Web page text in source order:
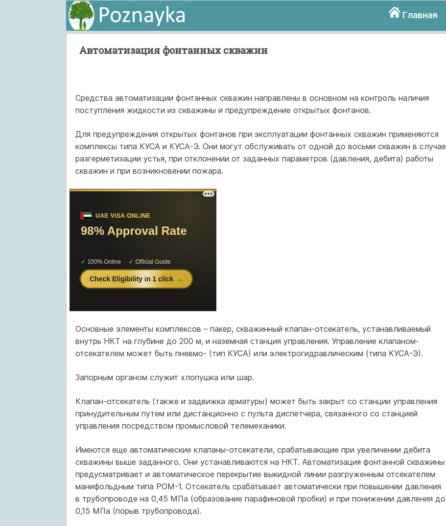
Главная
Автоматизация фонтанных скважин
Средства автоматизации фонтанных скважин направлены в основном на контроль наличия
поступления жидкости из скважины и предупреждение открытых фонтанов.
Для предупреждения открытых фонтанов при эксплуатации фонтанных скважин применяются
комплексы типа КУСА и КУСА-Э. Они могут обслуживать от одной до восьми скважин в случае
разгерметизации устья, при отклонении от заданных параметров (давления, дебита) работы
скважин и при возникновении пожара.
Основные элементы комплексов – пакер, скважинный клапан‑отсекатель, устанавливаемый
внутрь НКТ на глубине до 200 м, и наземная станция управления. Управление клапаном-
отсекателем может быть пневмо- (тип КУСА) или электрогидравлическим (типа КУСА-Э).
Запорным органом служит хлопушка или шар.
Клапан-отсекатель (также и задвижка арматуры) может быть закрыт со станции управления
принудительным путем или дистанционно с пульта диспетчера, связанного со станцией
управления посредством промысловой телемеханики.
Имеются еще автоматические клапаны-отсекатели, срабатывающие при увеличении дебита
скважины выше заданного. Они устанавливаются на НКТ. Автоматизация фонтанной скважины
предусматривает и автоматическое перекрытие выкидной линии разгруженным отсекателем
манифольдным типа РОМ-1. Отсекатель срабатывает автоматически при повышении давления
в трубопроводе на 0,45 МПа (образование парафиновой пробки) и при понижении давления до
0,15 МПа (порыв трубопровода).